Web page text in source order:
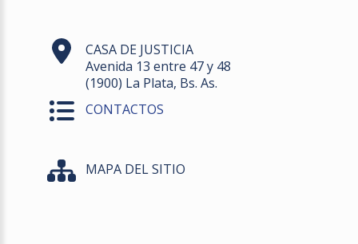
CASA DE JUSTICIA
Avenida 13 entre 47 y 48
(1900) La Plata, Bs. As.
CONTACTOS
MAPA DEL SITIO